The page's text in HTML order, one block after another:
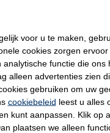
voor een lagere prijs!
kosten te besparen.
Navulbaar:
Aantal:
voor u te maken,
cookies zorgen
functie die ons
alleen advertenties zien
gebruiken om uw
cookiebeleid leest u alles
kunt aanpassen. Klik op
plaatsen we alleen